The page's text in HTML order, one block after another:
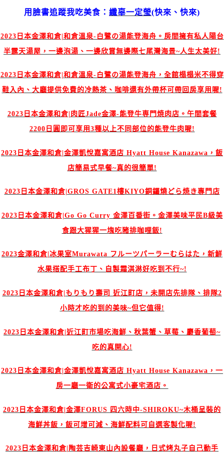
用臉書追蹤我吃美食： 纖辜一定瑩(快來、快來)
2023日本金澤和倉|和倉溫泉-白鷺の湯能登海舟。房間擁有私人陽台
半露天湯屋，一邊泡湯、一邊欣賞無邊際七尾灣海景~人生太美好!
2023日本金澤和倉|和倉溫泉-白鷺の湯能登海舟，全館榻榻米不得穿
鞋入內、大廳提供免費的冷熱茶、咖啡還有外帶杯可帶回房享用喔!
2023日本金澤和倉|肉匠Jade金澤-能登牛専門焼肉店。午間套餐
2200日圓即可享用3種以上不同部位的能登牛肉喔!
2023日本金澤和倉|金澤凱悅嘉寓酒店 Hyatt House Kanazawa，飯
店簡易式早餐~真的很簡單!
2023日本金澤和倉|GROS GATE1樓KIYO銅鑼燒どら焼き專門店
2023日本金澤和倉|Go Go Curry 金澤百番街。金澤美味平民B級美
食跟大猩猩一塊吃豬排咖哩飯!
2023金澤和倉|冰果室Murawata フルーツパーラーむらはた，新鮮
水果搭配手工布丁、自製霜淇淋好吃到不行~!
2023日本金澤和倉|もりもり壽司 近江町店，未開店先排隊、排隊2
小時才吃的到的美味~但它值得!
2023日本金澤和倉|近江町市場吃海鮮、秋葉蟹、草莓、麝香葡萄~
吃的真開心!
2023日本金澤和倉|金澤凱悅嘉寓酒店 Hyatt House Kanazawa，一
房一廳一衛的公寓式小豪宅酒店。
2023日本金澤和倉|金澤FORUS 四六時中-SHIROKU~木桶呈裝的
海鮮丼飯，飯可增可減、海鮮配料可自選客製化喔!
2023日本金澤和倉|陶芸吉崎東山內設餐廳，日式烤丸子自己動手